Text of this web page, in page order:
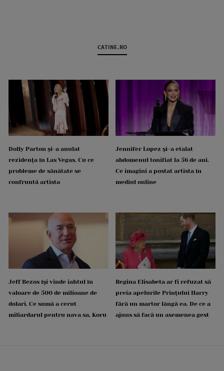
CATINE.RO
Dolly Parton și-a anulat
rezidența în Las Vegas. Cu ce
probleme de sănătate se
confruntă artista
Jennifer Lopez și-a etalat
abdomenul tonifiat la 56 de ani.
Ce imagini a postat artista în
mediul online
Jeff Bezos își vinde iahtul în
valoare de 500 de milioane de
dolari. Ce sumă a cerut
miliardarul pentru nava sa, Koru
Regina Elisabeta ar fi refuzat să
preia apelurile Prințului Harry
fără un martor lângă ea. De ce a
ajuns să facă un asemenea gest